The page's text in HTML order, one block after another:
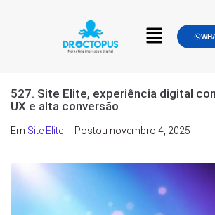
527. Site Elite, experiência digital
UX e alta conversão
Em Site Elite Postou novembro 4, 2025